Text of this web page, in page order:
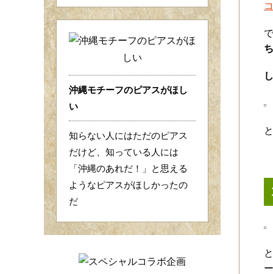
沖縄モチーフのピアスがほし
い
知らない人にはただのピアス
だけど、知っている人には
「沖縄のあれだ！」と思える
ようなピアスがほしかったの
だ